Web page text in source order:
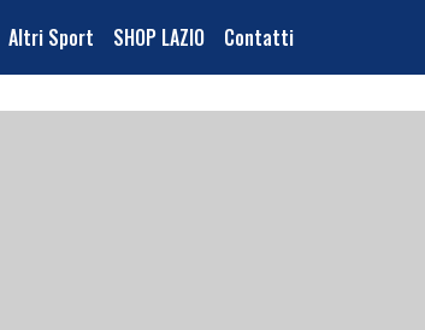
Altri Sport SHOP LAZIO Contatti